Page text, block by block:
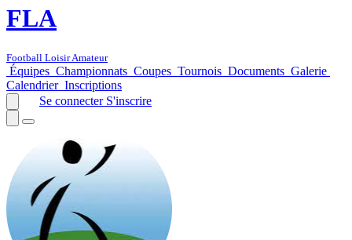
FLA
Football Loisir Amateur
Équipes Championnats Coupes Tournois Documents Galerie
Calendrier Inscriptions
Se connecter S'inscrire